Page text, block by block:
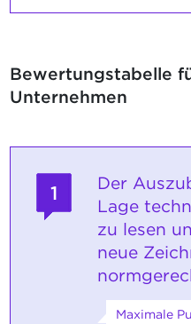
Bewertungstabelle
Unternehmen
1
Der
Lage
zu lesen
neue
Maximale